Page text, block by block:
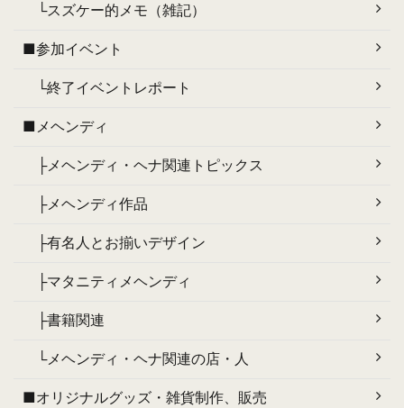
└スズケー的メモ（雑記）
■参加イベント
└終了イベントレポート
■メヘンディ
├メヘンディ・ヘナ関連トピックス
├メヘンディ作品
├有名人とお揃いデザイン
├マタニティメヘンディ
├書籍関連
└メヘンディ・ヘナ関連の店・人
■オリジナルグッズ・雑貨制作、販売